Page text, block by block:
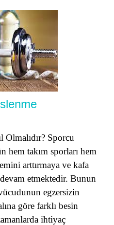
Olmalıdır? Sporcu
hem takım sporları hem
arttırmaya ve kafa
devam etmektedir. Bunun
egzersizin
göre farklı besin
ihtiyaç